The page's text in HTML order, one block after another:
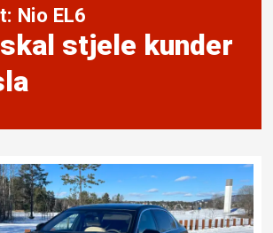
Nio EL6
skal stjele kunder